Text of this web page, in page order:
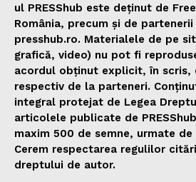
ul PRESShub este deținut de
România, precum și de
presshub.ro. Materialele de pe
grafică, video) nu pot fi
acordul obținut explicit, în scris,
respectiv de la parteneri.
integral protejat de Legea
articolele publicate de
maxim 500 de semne, urmate
Cerem respectarea regulilor
dreptului de autor.